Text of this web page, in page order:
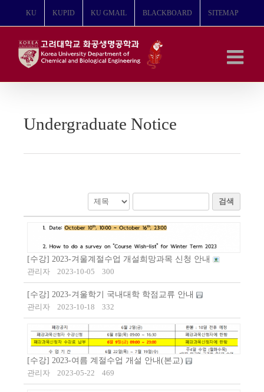
뛰
KU KUPID KU GMAIL BLACKBOARD SITEMAP
Undergraduate Notice
검색
[수강] 2023-겨울계절수업 개설희망과목 신청 안내
관리자
2023-10-05 300
[수강] 2023-겨울학기 국내대학 학점교류 안내
관리자
2023-10-18 332
[수강] 2023-여름 계절수업 개설 안내(본교)
관리자
2023-05-22 469